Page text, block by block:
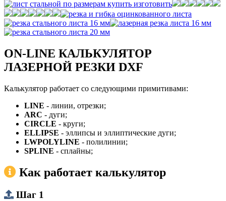
ON-LINE КАЛЬКУЛЯТОР
ЛАЗЕРНОЙ РЕЗКИ DXF
Калькулятор работает со следующими примитивами:
LINE - линии, отрезки;
ARC - дуги;
CIRCLE - круги;
ELLIPSE - эллипсы и эллиптические дуги;
LWPOLYLINE - полилинии;
SPLINE - сплайны;
Как работает калькулятор
Шаг 1